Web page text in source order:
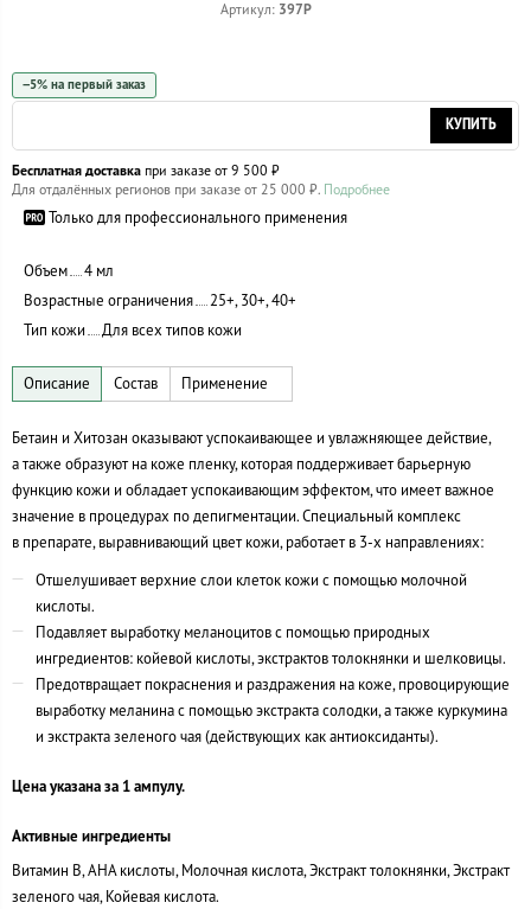
Артикул: 397P
−5% на первый заказ
КУПИТЬ
Бесплатная доставка при заказе от 9 500 ₽
Для отдалённых регионов при заказе от 25 000 ₽. Подробнее
Только для профессионального применения
Объем
4 мл
Возрастные ограничения
25+, 30+, 40+
Тип кожи
Для всех типов кожи
Бетаин и Хитозан оказывают успокаивающее и увлажняющее действие,
а также образуют на коже пленку, которая поддерживает барьерную
функцию кожи и обладает успокаивающим эффектом, что имеет важное
значение в процедурах по депигментации. Специальный комплекс
в препарате, выравнивающий цвет кожи, работает в 3-х направлениях:
Отшелушивает верхние слои клеток кожи с помощью молочной
кислоты.
Подавляет выработку меланоцитов с помощью природных
ингредиентов: койевой кислоты, экстрактов толокнянки и шелковицы.
Предотвращает покраснения и раздражения на коже, провоцирующие
выработку меланина с помощью экстракта солодки, а также куркумина
и экстракта зеленого чая (действующих как антиоксиданты).
Цена указана за 1 ампулу.
Активные ингредиенты
Витамин B, АНА кислоты, Молочная кислота, Экстракт толокнянки, Экстракт
зеленого чая, Койевая кислота.